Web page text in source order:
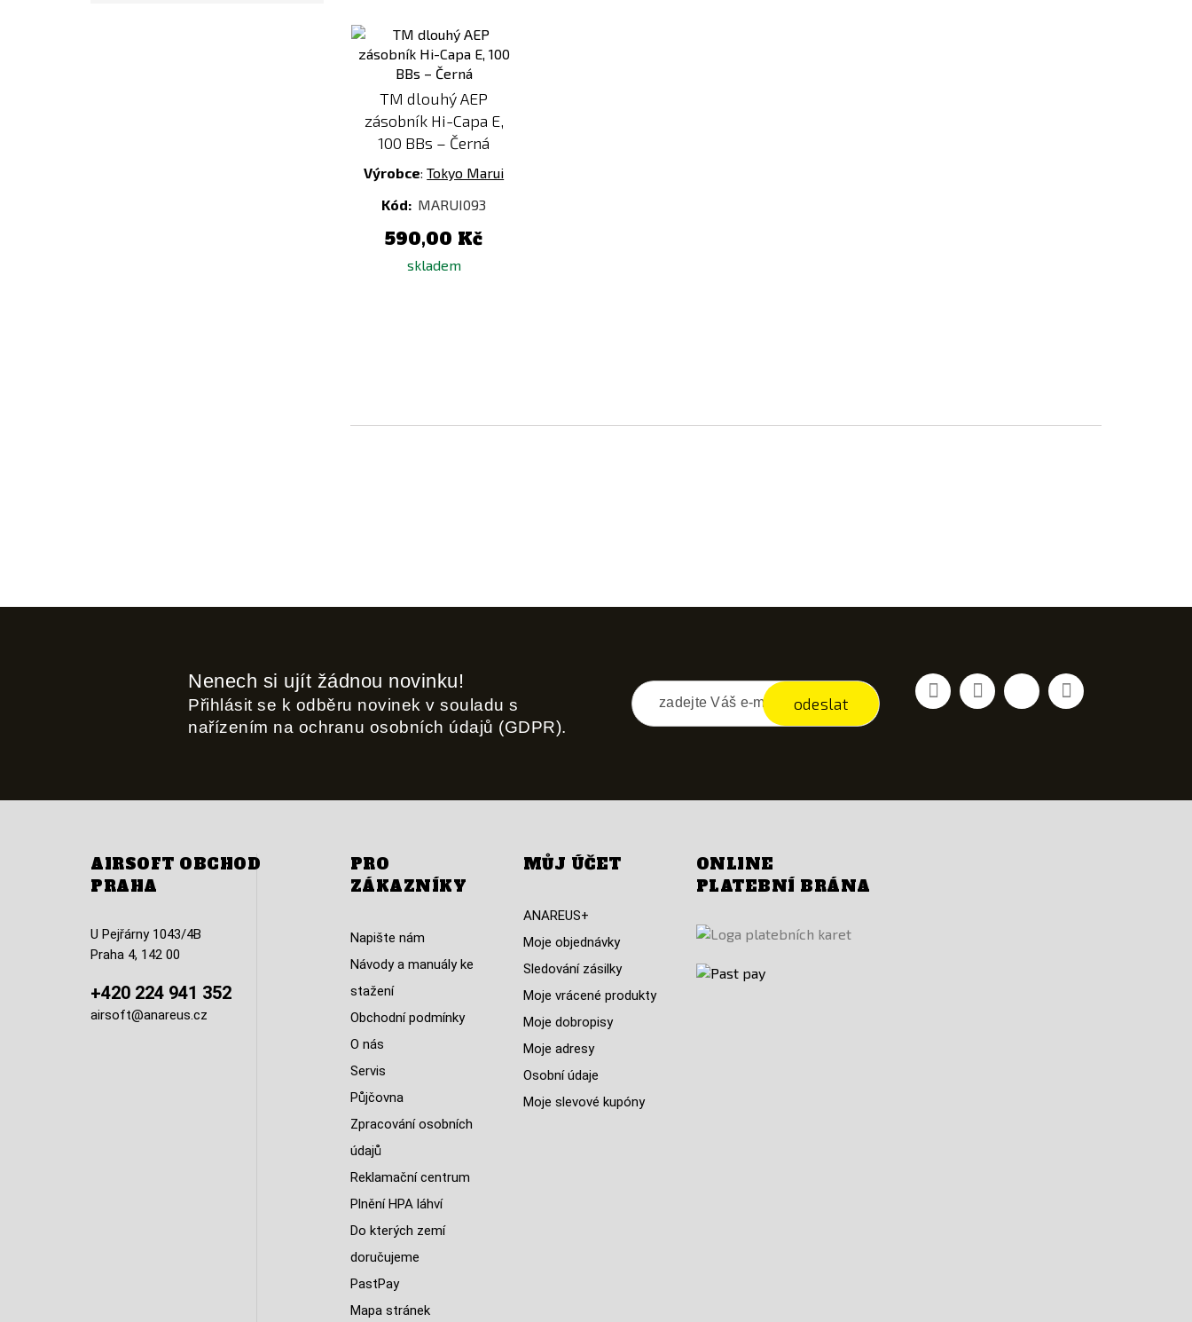
TM dlouhý AEP
zásobník Hi-Capa E,
100 BBs – Černá
Výrobce:Tokyo Marui
Kód: MARUI093
590,00 Kč
skladem
porovnání
Nenech si ujít žádnou novinku!
Přihlásit se k odběru novinek v souladu s
nařízením na ochranu osobních údajů (GDPR).
odeslat
FacebookYouTubeVimeo Instagram
AIRSOFT OBCHOD
PRAHA
U Pejřárny 1043/4B
Praha 4, 142 00
+420 224 941 352
airsoft@anareus.cz
PRO
ZÁKAZNÍKY
Napište nám
Návody a manuály ke
stažení
Obchodní podmínky
O nás
Servis
Půjčovna
Zpracování osobních
údajů
Reklamační centrum
Plnění HPA láhví
Do kterých zemí
doručujeme
PastPay
Mapa stránek
MŮJ ÚČET
ANAREUS+
Moje objednávky
Sledování zásilky
Moje vrácené produkty
Moje dobropisy
Moje adresy
Osobní údaje
Moje slevové kupóny
ONLINE
PLATEBNÍ BRÁNA